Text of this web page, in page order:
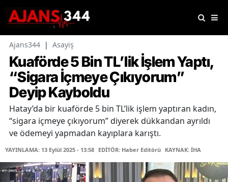
Ajans344 | Asayiş
Kuaförde 5 Bin TL’lik İşlem Yaptı,
“Sigara İçmeye Çıkıyorum”
Deyip Kayboldu
Hatay’da bir kuaförde 5 bin TL’lik işlem yaptıran kadın,
“sigara içmeye çıkıyorum” diyerek dükkandan ayrıldı
ve ödemeyi yapmadan kayıplara karıştı.
YAYINLAMA: 13 Eylül 2025 - 13:58 EDİTÖR: Haber Editörü KAYNAK: İHA